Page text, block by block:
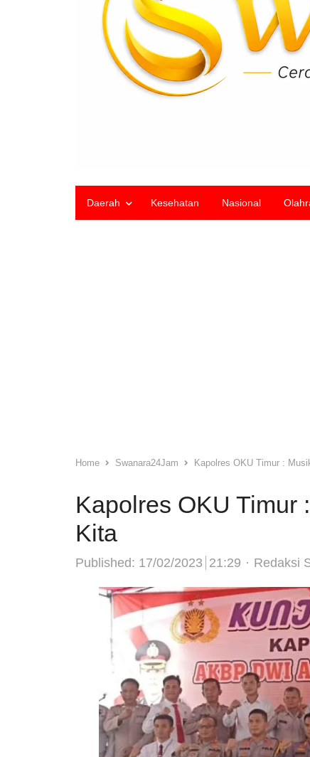
Daerah Kesehatan Nasional
Home Swanara24Jam Kapolres OKU Timur :
Kapolres OKU Timur
Kita
Published: 17/02/2023 21:29 Author
Redaksi